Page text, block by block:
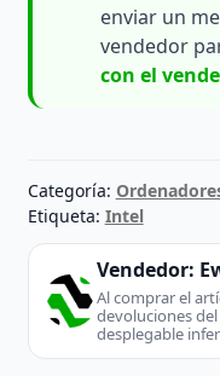
enviar un
vendedor
con el
Categoría:
Etiqueta: Intel
Vendedor:
Al comprar el
devoluciones
desplegable